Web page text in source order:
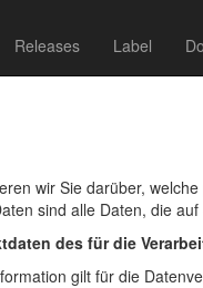
Releases Label
wir Sie darüber,
sind alle Daten, die
des für die
gilt für die